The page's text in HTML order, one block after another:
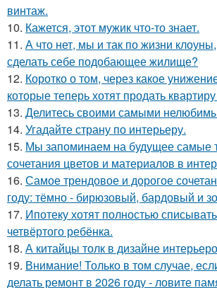
винтаж.
10. Кажется, этот мужик что-то знает.
11. А что нет, мы и так по жизни
сделать себе подобающее жилище?
12. Коротко о том, через какое
которые теперь хотят продать
13. Делитесь своими самыми
14. Угадайте страну по интерьеру.
15. Мы запоминаем на будущее самые
сочетания цветов и материалов в
16. Самое трендовое и дорогое
году: тёмно - бирюзовый, бардовый и
17. Ипотеку хотят полностью
четвёртого ребёнка.
18. А китайцы толк в дизайне
19. Внимание! Только в том случае,
делать ремонт в 2026 году - ловите